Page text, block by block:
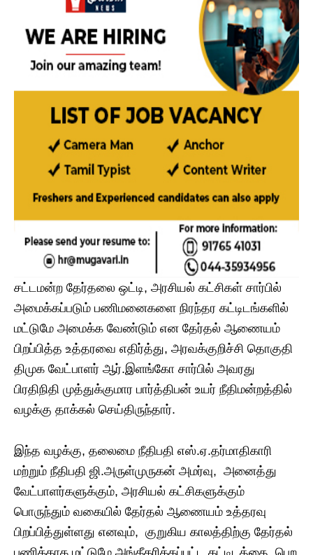
சட்டமன்ற தேர்தலை ஒட்டி, அரசியல் கட்சிகள் சார்பில்
அமைக்கப்படும் பணிமனைகளை நிரந்தர கட்டிடங்களில்
மட்டுமே அமைக்க வேண்டும் என தேர்தல் ஆணையம்
பிறப்பித்த உத்தரவை எதிர்த்து, அரவக்குறிச்சி தொகுதி
திமுக வேட்பாளர் ஆர்.இளங்கோ சார்பில் அவரது
பிரதிநிதி முத்துக்குமார பார்த்திபன் உயர் நீதிமன்றத்தில்
வழக்கு தாக்கல் செய்திருந்தார்.
இந்த வழக்கு, தலைமை நீதிபதி எஸ்.ஏ.தர்மாதிகாரி
மற்றும் நீதிபதி ஜி.அருள்முருகன் அமர்வு, அனைத்து
வேட்பாளர்களுக்கும், அரசியல் கட்சிகளுக்கும்
பொருந்தும் வகையில் தேர்தல் ஆணையம் உத்தரவு
பிறப்பித்துள்ளது எனவும், குறுகிய காலத்திற்கு தேர்தல்
பணிக்காக மட்டுமே அங்கீகரிக்கப்பட்ட கட்டிடத்தை பெற